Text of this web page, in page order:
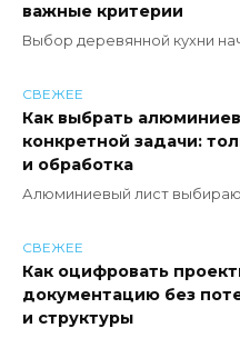
важные критерии
Выбор деревянной кухни
СВЕЖЕЕ
Как выбрать
конкретной задачи:
и обработка
Алюминиевый лист
СВЕЖЕЕ
Как оцифровать
документацию без
и структуры